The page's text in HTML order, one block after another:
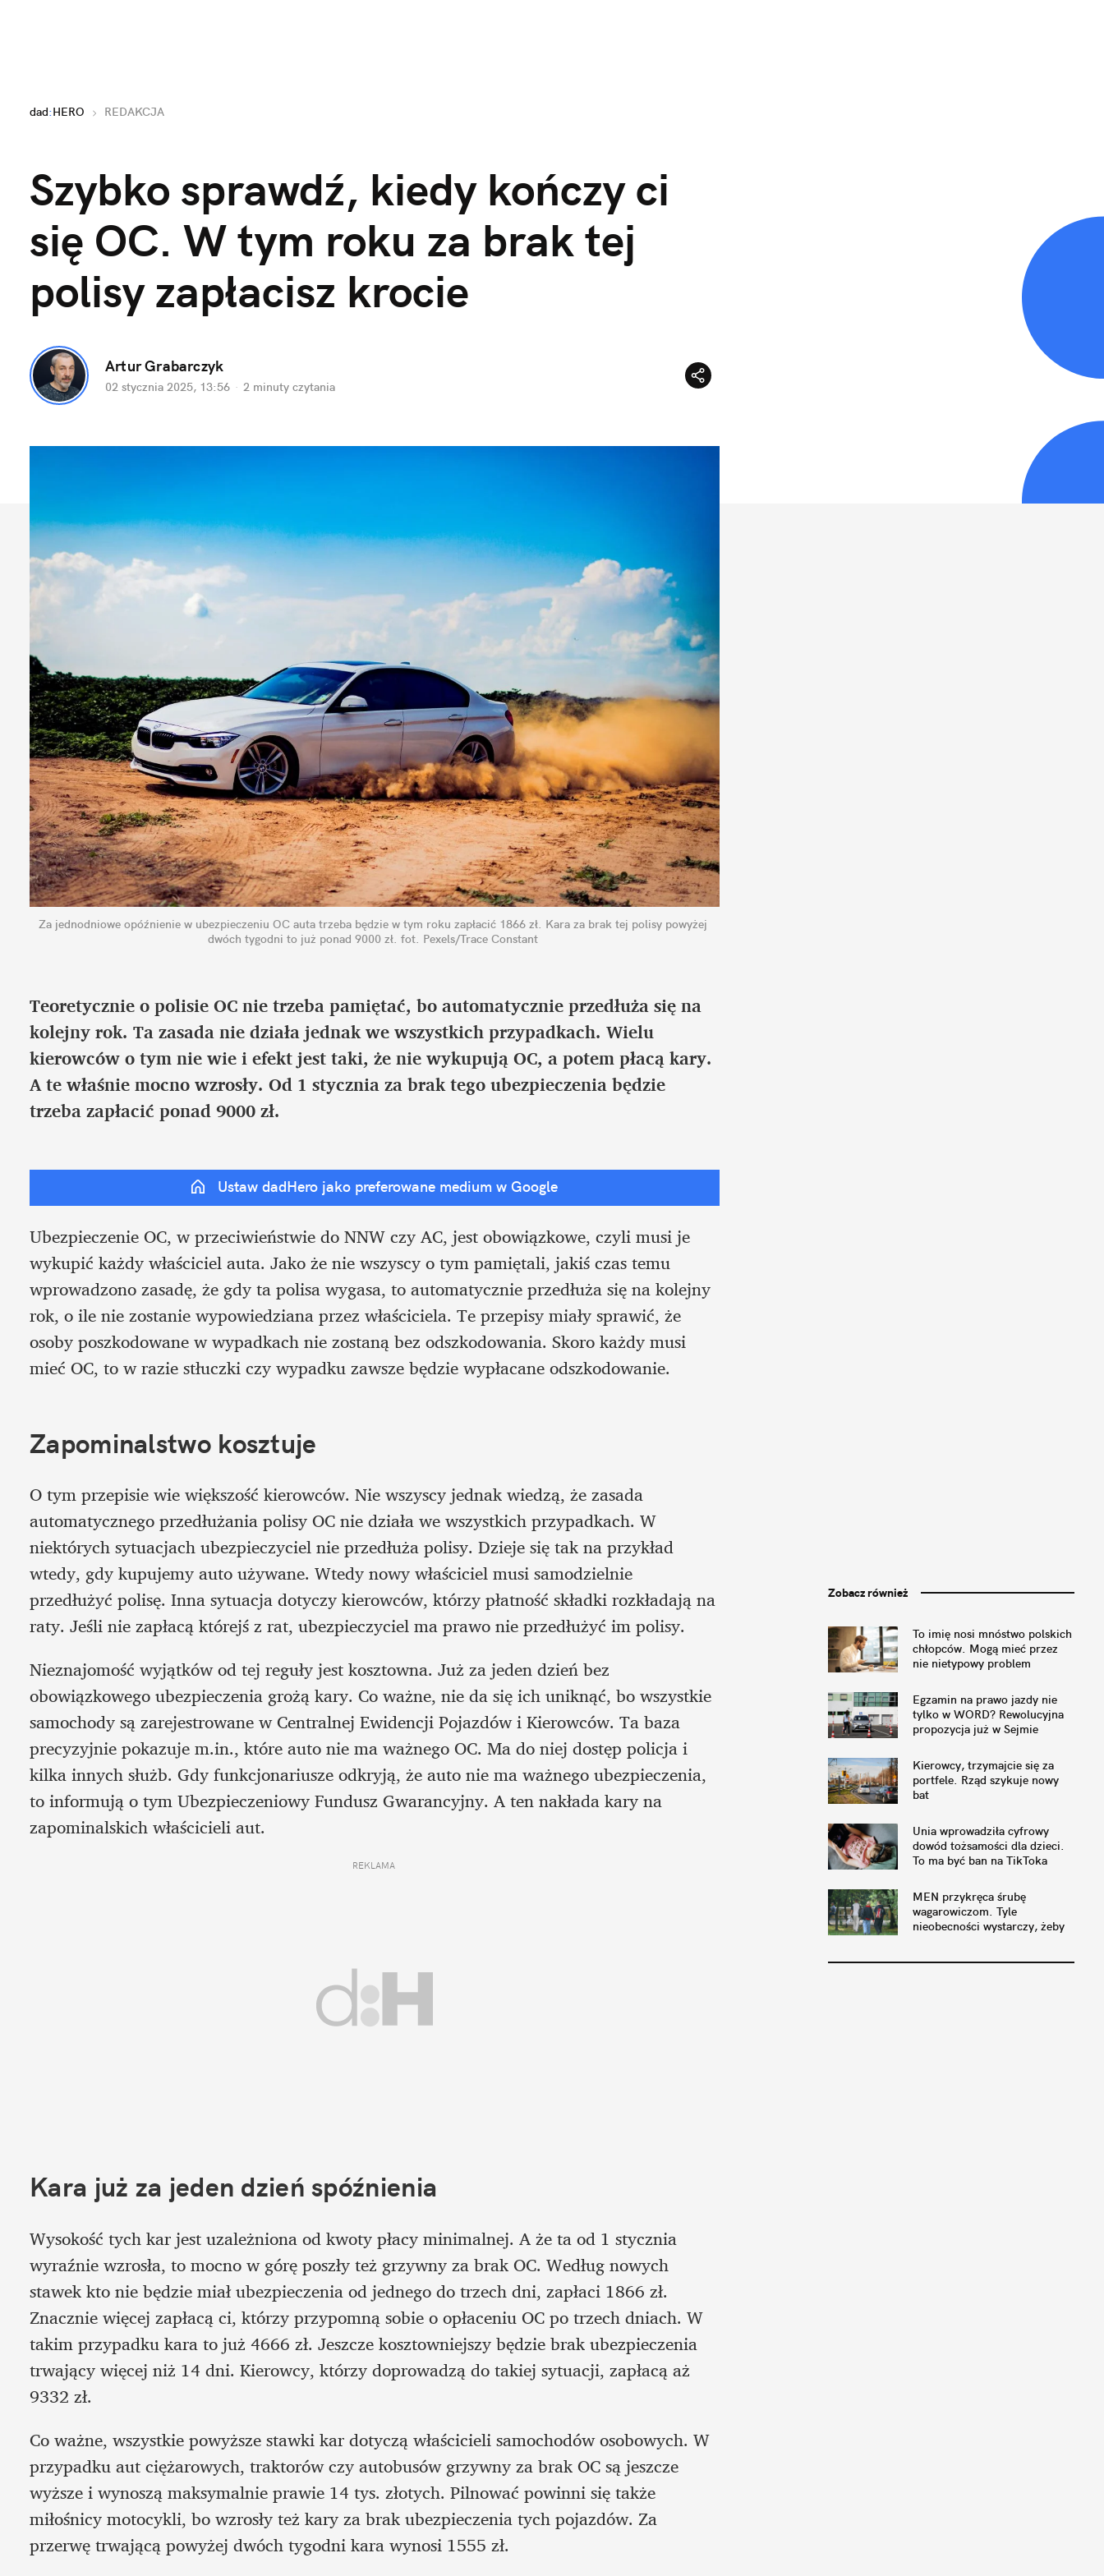
dad:HERO REDAKCJA
Szybko sprawdź, kiedy kończy ci
się OC. W tym roku za brak tej
polisy zapłacisz krocie
Artur Grabarczyk
02 stycznia 2025, 13:56 · 2 minuty czytania
Za jednodniowe opóźnienie w ubezpieczeniu OC auta trzeba będzie w tym roku zapłacić 1866 zł. Kara za brak tej polisy powyżej
dwóch tygodni to już ponad 9000 zł. fot. Pexels/Trace Constant
Teoretycznie o polisie OC nie trzeba pamiętać, bo automatycznie przedłuża się na
kolejny rok. Ta zasada nie działa jednak we wszystkich przypadkach. Wielu
kierowców o tym nie wie i efekt jest taki, że nie wykupują OC, a potem płacą kary.
A te właśnie mocno wzrosły. Od 1 stycznia za brak tego ubezpieczenia będzie
trzeba zapłacić ponad 9000 zł.
Ustaw dadHero jako preferowane medium w Google
Ubezpieczenie OC, w przeciwieństwie do NNW czy AC, jest obowiązkowe, czyli musi je
wykupić każdy właściciel auta. Jako że nie wszyscy o tym pamiętali, jakiś czas temu
wprowadzono zasadę, że gdy ta polisa wygasa, to automatycznie przedłuża się na kolejny
rok, o ile nie zostanie wypowiedziana przez właściciela. Te przepisy miały sprawić, że
osoby poszkodowane w wypadkach nie zostaną bez odszkodowania. Skoro każdy musi
mieć OC, to w razie stłuczki czy wypadku zawsze będzie wypłacane odszkodowanie.
Zapominalstwo kosztuje
O tym przepisie wie większość kierowców. Nie wszyscy jednak wiedzą, że zasada
automatycznego przedłużania polisy OC nie działa we wszystkich przypadkach. W
niektórych sytuacjach ubezpieczyciel nie przedłuża polisy. Dzieje się tak na przykład
wtedy, gdy kupujemy auto używane. Wtedy nowy właściciel musi samodzielnie
przedłużyć polisę. Inna sytuacja dotyczy kierowców, którzy płatność składki rozkładają na
raty. Jeśli nie zapłacą którejś z rat, ubezpieczyciel ma prawo nie przedłużyć im polisy.
Nieznajomość wyjątków od tej reguły jest kosztowna. Już za jeden dzień bez
obowiązkowego ubezpieczenia grożą kary. Co ważne, nie da się ich uniknąć, bo wszystkie
samochody są zarejestrowane w Centralnej Ewidencji Pojazdów i Kierowców. Ta baza
precyzyjnie pokazuje m.in., które auto nie ma ważnego OC. Ma do niej dostęp policja i
kilka innych służb. Gdy funkcjonariusze odkryją, że auto nie ma ważnego ubezpieczenia,
to informują o tym Ubezpieczeniowy Fundusz Gwarancyjny. A ten nakłada kary na
zapominalskich właścicieli aut.
REKLAMA
Kara już za jeden dzień spóźnienia
Wysokość tych kar jest uzależniona od kwoty płacy minimalnej. A że ta od 1 stycznia
wyraźnie wzrosła, to mocno w górę poszły też grzywny za brak OC. Według nowych
stawek kto nie będzie miał ubezpieczenia od jednego do trzech dni, zapłaci 1866 zł.
Znacznie więcej zapłacą ci, którzy przypomną sobie o opłaceniu OC po trzech dniach. W
takim przypadku kara to już 4666 zł. Jeszcze kosztowniejszy będzie brak ubezpieczenia
trwający więcej niż 14 dni. Kierowcy, którzy doprowadzą do takiej sytuacji, zapłacą aż
9332 zł.
Co ważne, wszystkie powyższe stawki kar dotyczą właścicieli samochodów osobowych. W
przypadku aut ciężarowych, traktorów czy autobusów grzywny za brak OC są jeszcze
wyższe i wynoszą maksymalnie prawie 14 tys. złotych. Pilnować powinni się także
miłośnicy motocykli, bo wzrosły też kary za brak ubezpieczenia tych pojazdów. Za
przerwę trwającą powyżej dwóch tygodni kara wynosi 1555 zł.
Zobacz również
To imię nosi mnóstwo polskich
chłopców. Mogą mieć przez
nie nietypowy problem
Egzamin na prawo jazdy nie
tylko w WORD? Rewolucyjna
propozycja już w Sejmie
Kierowcy, trzymajcie się za
portfele. Rząd szykuje nowy
bat
Unia wprowadziła cyfrowy
dowód tożsamości dla dzieci.
To ma być ban na TikToka
MEN przykręca śrubę
wagarowiczom. Tyle
nieobecności wystarczy, żeby